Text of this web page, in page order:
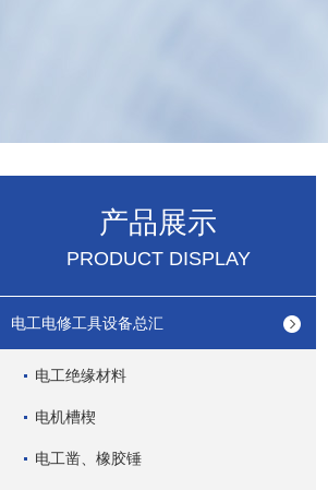
产品展示
PRODUCT DISPLAY
电工电修工具设备总汇
电工绝缘材料
电机槽楔
电工凿、橡胶锤